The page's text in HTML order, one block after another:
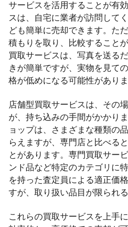
サービスを活用することが有
スは、自宅に業者が訪問して
ども簡単に売却できます。た
積もりを取り、比較すること
買取サービスは、写真を送る
きが簡単ですが、実物を見て
格が低めになる可能性がありま
店舗型買取サービスは、その
が、持ち込みの手間がかかり
ョップは、さまざまな種類の
らえますが、専門店と比べる
とがあります。専門買取サー
ンド品など特定のカテゴリに
を持った査定員による適正価
すが、取り扱い品目が限られ
これらの買取サービスを上手